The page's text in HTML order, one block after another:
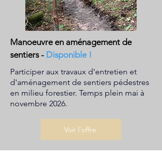
Manoeuvre en aménagement de
sentiers - Disponible !
Participer aux travaux d'entretien et
d'aménagement de sentiers pédestres
en milieu forestier. Temps plein mai à
novembre 2026.
Voir l'offre